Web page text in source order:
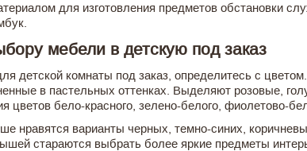
для изготовления предметов обстановки
мебели в детскую под заказ
детской комнаты под заказ, определитесь с
в пастельных оттенках. Выделяют розовые,
цветов бело-красного, зелено-белого, фиолетово-
нравятся варианты черных, темно-синих,
стараются выбрать более яркие предметы